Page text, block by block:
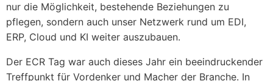
nur die Möglichkeit, bestehende Beziehungen zu
pflegen, sondern auch unser Netzwerk rund um EDI,
ERP, Cloud und KI weiter auszubauen.
Der ECR Tag war auch dieses Jahr ein beeindruckender
Treffpunkt für Vordenker und Macher der Branche. In